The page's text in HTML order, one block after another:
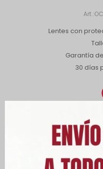
Lentes con
Garantía
30 días
Este